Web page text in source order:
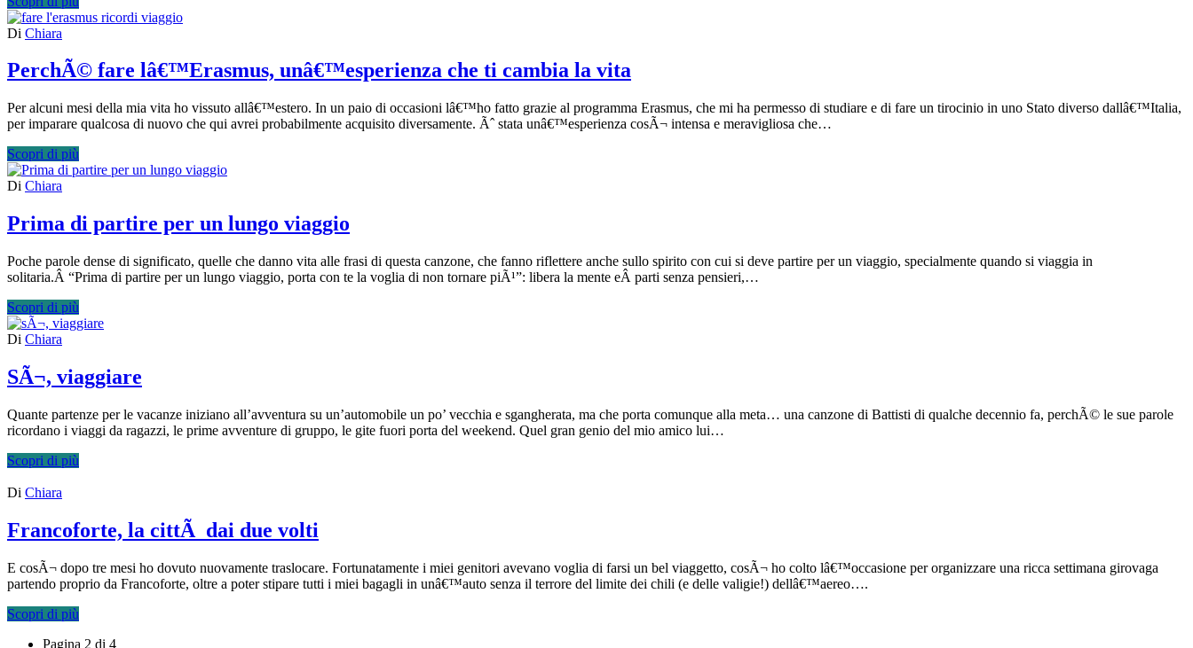
Di Chiara
PerchÃ© fare lâ€™Erasmus, unâ€™esperienza che ti cambia la vita
Per alcuni mesi della mia vita ho vissuto allâ€™estero. In un paio di occasioni lâ€™ho fatto grazie al programma Erasmus, che mi ha permesso di studiare e di fare un tirocinio in uno Stato diverso dallâ€™Italia,
per imparare qualcosa di nuovo che qui avrei probabilmente acquisito diversamente. Ãˆ stata unâ€™esperienza cosÃ¬ intensa e meravigliosa che…
Scopri di più
Di Chiara
Prima di partire per un lungo viaggio
Poche parole dense di significato, quelle che danno vita alle frasi di questa canzone, che fanno riflettere anche sullo spirito con cui si deve partire per un viaggio, specialmente quando si viaggia in
solitaria.Â “Prima di partire per un lungo viaggio, porta con te la voglia di non tornare piÃ¹”: libera la mente eÂ parti senza pensieri,…
Scopri di più
Di Chiara
SÃ¬, viaggiare
Quante partenze per le vacanze iniziano all’avventura su un’automobile un po’ vecchia e sgangherata, ma che porta comunque alla meta… una canzone di Battisti di qualche decennio fa, perchÃ© le sue parole
ricordano i viaggi da ragazzi, le prime avventure di gruppo, le gite fuori porta del weekend. Quel gran genio del mio amico lui…
Scopri di più
Di Chiara
Francoforte, la cittÃ dai due volti
E cosÃ¬ dopo tre mesi ho dovuto nuovamente traslocare. Fortunatamente i miei genitori avevano voglia di farsi un bel viaggetto, cosÃ¬ ho colto lâ€™occasione per organizzare una ricca settimana girovaga
partendo proprio da Francoforte, oltre a poter stipare tutti i miei bagagli in unâ€™auto senza il terrore del limite dei chili (e delle valigie!) dellâ€™aereo….
Scopri di più
Pagina 2 di 4